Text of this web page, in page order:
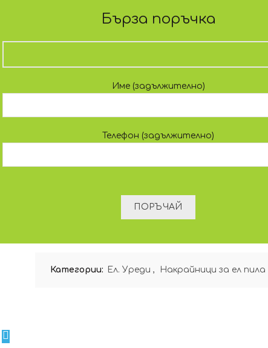
Бърза поръчка
Име (задължително)
Телефон (задължително)
Категории: Ел. Уреди , Накрайници за ел пила